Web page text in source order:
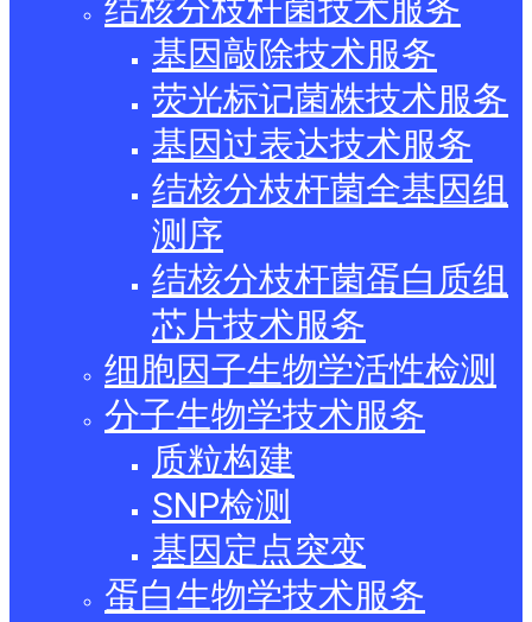
结核分枝杆菌技术服务
基因敲除技术服务
荧光标记菌株技术服务
基因过表达技术服务
结核分枝杆菌全基因组
测序
结核分枝杆菌蛋白质组
芯片技术服务
细胞因子生物学活性检测
分子生物学技术服务
质粒构建
SNP检测
基因定点突变
蛋白生物学技术服务